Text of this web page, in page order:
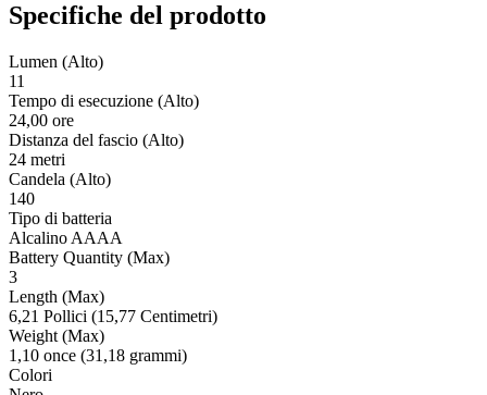
Specifiche del prodotto
Lumen (Alto)
11
Tempo di esecuzione (Alto)
24,00 ore
Distanza del fascio (Alto)
24 metri
Candela (Alto)
140
Tipo di batteria
Alcalino AAAA
Battery Quantity (Max)
3
Length (Max)
6,21 Pollici (15,77 Centimetri)
Weight (Max)
1,10 once (31,18 grammi)
Colori